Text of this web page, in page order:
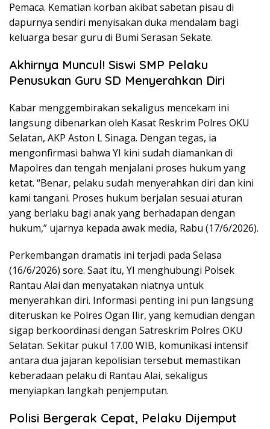
Pemaca. Kematian korban akibat sabetan pisau di
dapurnya sendiri menyisakan duka mendalam bagi
keluarga besar guru di Bumi Serasan Sekate.
Akhirnya Muncul! Siswi SMP Pelaku
Penusukan Guru SD Menyerahkan Diri
Kabar menggembirakan sekaligus mencekam ini
langsung dibenarkan oleh Kasat Reskrim Polres OKU
Selatan, AKP Aston L Sinaga. Dengan tegas, ia
mengonfirmasi bahwa YI kini sudah diamankan di
Mapolres dan tengah menjalani proses hukum yang
ketat. “Benar, pelaku sudah menyerahkan diri dan kini
kami tangani. Proses hukum berjalan sesuai aturan
yang berlaku bagi anak yang berhadapan dengan
hukum,” ujarnya kepada awak media, Rabu (17/6/2026).
Perkembangan dramatis ini terjadi pada Selasa
(16/6/2026) sore. Saat itu, YI menghubungi Polsek
Rantau Alai dan menyatakan niatnya untuk
menyerahkan diri. Informasi penting ini pun langsung
diteruskan ke Polres Ogan Ilir, yang kemudian dengan
sigap berkoordinasi dengan Satreskrim Polres OKU
Selatan. Sekitar pukul 17.00 WIB, komunikasi intensif
antara dua jajaran kepolisian tersebut memastikan
keberadaan pelaku di Rantau Alai, sekaligus
menyiapkan langkah penjemputan.
Polisi Bergerak Cepat, Pelaku Dijemput